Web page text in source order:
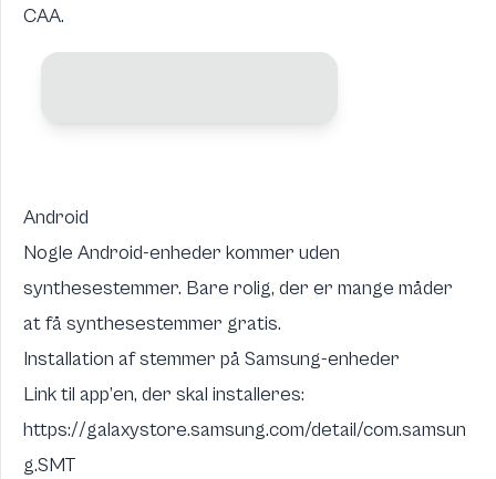
CAA.
Android
Nogle Android-enheder kommer uden
synthesestemmer. Bare rolig, der er mange måder
at få synthesestemmer gratis.
Installation af stemmer på Samsung-enheder
Link til app’en, der skal installeres:
https://galaxystore.samsung.com/detail/com.samsun
g.SMT